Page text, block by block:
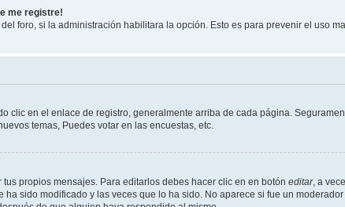
me registre!
foro, si la administración habilitara la opción. Esto es para prevenir el uso
clic en el enlace de registro, generalmente arriba de cada página.
temas, Puedes votar en las encuestas, etc.
propios mensajes. Para editarlos debes hacer clic en en botón editar, a
sido modificado y las veces que lo ha sido. No aparece si fue un